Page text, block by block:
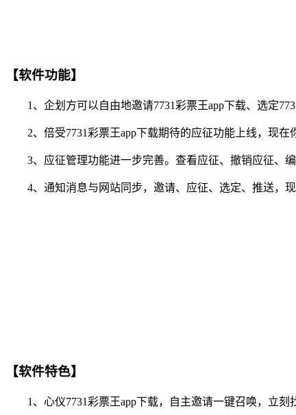
【软件功能】
1、企划方可以自由地邀请7731彩票王app下载、选定
2、倍受7731彩票王app下载期待的应征功能上线，现在
3、应征管理功能进一步完善。查看应征、撤销应征、编
4、通知消息与网站同步，邀请、应征、选定、推送，现
【软件特色】
1、心仪7731彩票王app下载，自主邀请一键召唤，立刻